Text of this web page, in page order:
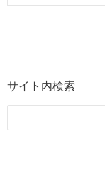
サイト内検索